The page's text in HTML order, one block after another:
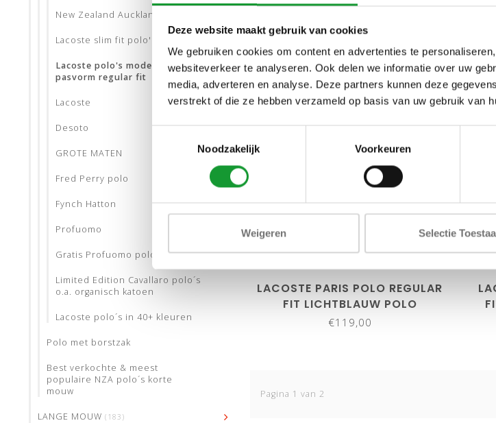
Deze website maakt gebruik van cookies
We gebruiken cookies om content en advertenties te
websiteverkeer te analyseren. Ook delen we informatie over uw
media, adverteren en analyse. Deze partners kunnen deze
verstrekt of die ze hebben verzameld op basis van uw gebruik van
Noodzakelijk
Voorkeuren
Weigeren Selectie
New Zealand Auckland
Lacoste slim fit polo's
Lacoste polo's model Paris
pasvorm regular fit
Lacoste
Desoto
GROTE MATEN
Fred Perry polo
Fynch Hatton
Profuomo
Gratis Profuomo polo
Limited Edition Cavallaro polo´s
o.a. organisch katoen
Lacoste polo´s in 40+ kleuren
Polo met borstzak
Best verkochte & meest
populaire NZA polo´s korte
mouw
LANGE MOUW (183)
NIEUW
maat4/M
maat5/L
maat6/XL
maat7/XXL
maat10/5XL
LACOSTE PARIS POLO REGULAR
FIT LICHTBLAUW POLO
LICHTBLAUW KROKODIL
€119,00
Pagina 1 van 2